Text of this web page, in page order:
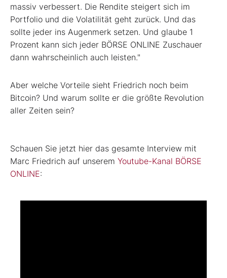
massiv verbessert. Die Rendite steigert sich im
Portfolio und die Volatilität geht zurück. Und das
sollte jeder ins Augenmerk setzen. Und glaube 1
Prozent kann sich jeder BÖRSE ONLINE Zuschauer
dann wahrscheinlich auch leisten."
Aber welche Vorteile sieht Friedrich noch beim
Bitcoin? Und warum sollte er die größte Revolution
aller Zeiten sein?
Schauen Sie jetzt hier das gesamte Interview mit
Marc Friedrich auf unserem Youtube-Kanal BÖRSE
ONLINE: